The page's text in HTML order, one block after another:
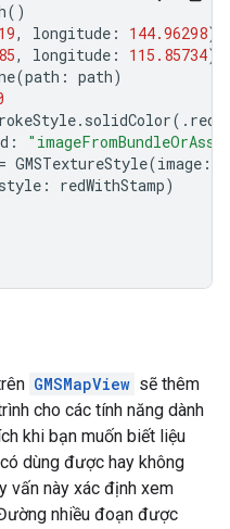
()
, longitude : 144.96298)
, longitude : 115.85734)
(path : path)
. solidColor(. red
:
= GMSTextureStyle(image :
style : redWithStamp)
GMSMapView sẽ thêm
cho các tính năng dành
khi bạn muốn biết liệu
dùng được hay không
vấn này xác định xem
nhiều đoạn được